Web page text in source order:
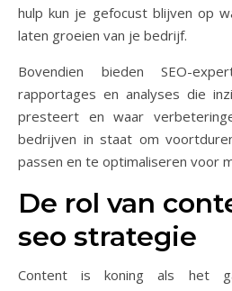
hulp kun je gefocust blijven op
laten groeien van je bedrijf.
Bovendien bieden SEO-
rapportages en analyses die
presteert en waar
bedrijven in staat om
passen en te optimaliseren voor
De rol van
seo strategie
Content is koning als het